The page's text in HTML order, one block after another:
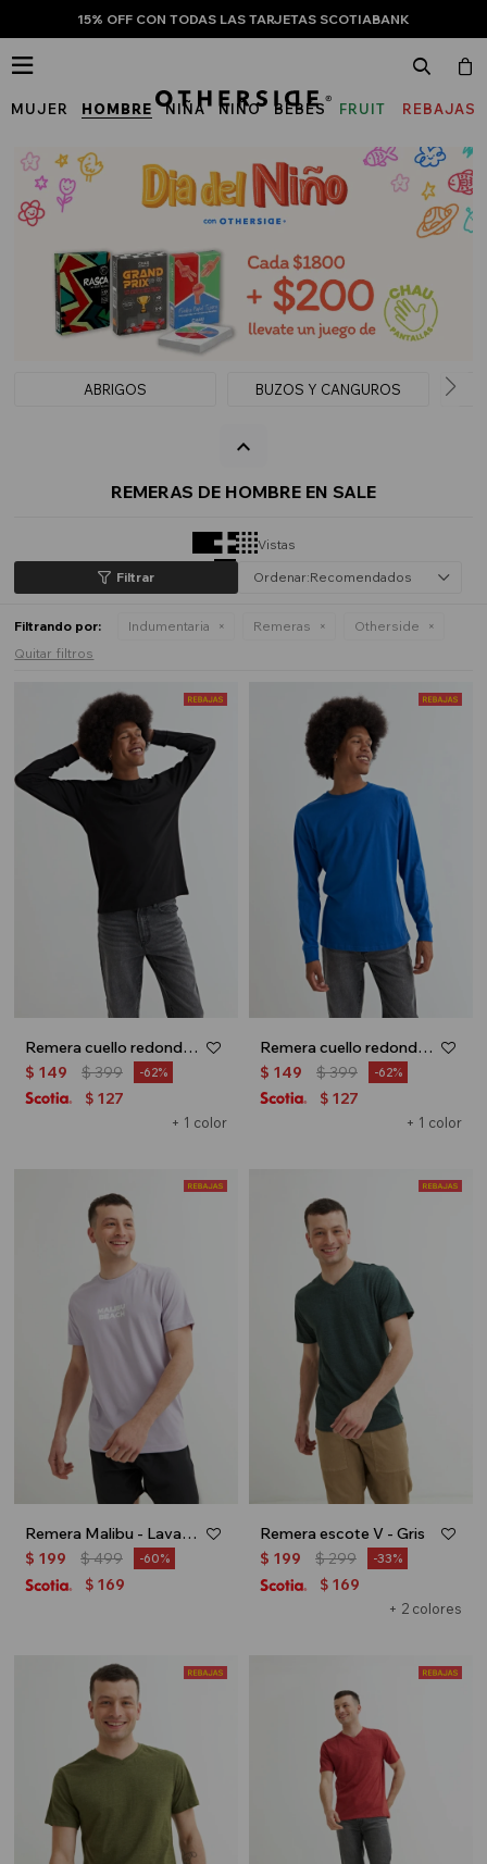
15% OFF CON TODAS LAS TARJETAS SCOTIABANK
MUJER HOMBRE NIÑA NIÑO BEBÉS
FRUIT
THE
LOOM
REBAJAS

ABRIGOS BUZOS Y CANGUROS
REMERAS DE HOMBRE EN SALE
Vistas
Recomendados
Filtrando por: Indumentaria Remeras
Otherside
Quitar filtros
Remera cuello redondo - Negro
+ 1 color
$ 149 $399 62
$ 127
Remera cuello redondo - Azul
+ 1 color
$ 149 $399 62
$ 127
Remera Malibu - Lavanda
$ 199 $499 60
$ 169
Remera escote V - Gris
+ 2 colores
$ 199 $299 33
$ 169